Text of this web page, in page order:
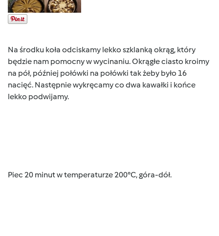
Na środku koła odciskamy lekko szklanką okrąg, który
będzie nam pomocny w wycinaniu. Okrągłe ciasto kroimy
na pół, później połówki na połówki tak żeby było 16
nacięć. Następnie wykręcamy co dwa kawałki i końce
lekko podwijamy.
Piec 20 minut w temperaturze 200°C, góra-dół.